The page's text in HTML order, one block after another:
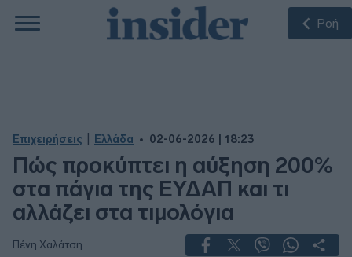
Ροή
Επιχειρήσεις Ελλάδα 02-06-2026 | 18:23
Πώς προκύπτει η αύξηση 200%
στα πάγια της ΕΥΔΑΠ και τι
αλλάζει στα τιμολόγια
Πένη Χαλάτση